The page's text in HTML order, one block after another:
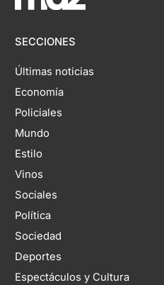
SECCIONES
Últimas noticias
Economía
Policiales
Mundo
Estilo
Vinos
Sociales
Política
Sociedad
Deportes
Espectáculos y Cultura